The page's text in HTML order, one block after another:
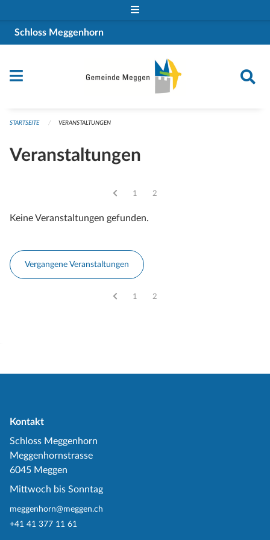
Schloss Meggenhorn
STARTSEITE VERANSTALTUNGEN
Veranstaltungen
Vous êtes sur la page
1 Vous êtes sur la page
2
Keine Veranstaltungen gefunden.
Vergangene Veranstaltungen
Vous êtes sur la page
1 Vous êtes sur la page
2
Kontakt
Schloss Meggenhorn
Meggenhornstrasse
6045 Meggen
Mittwoch bis Sonntag
meggenhorn@meggen.ch
+41 41 377 11 61